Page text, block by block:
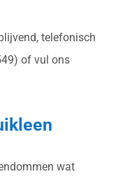
telefonisch
of vul ons
wat